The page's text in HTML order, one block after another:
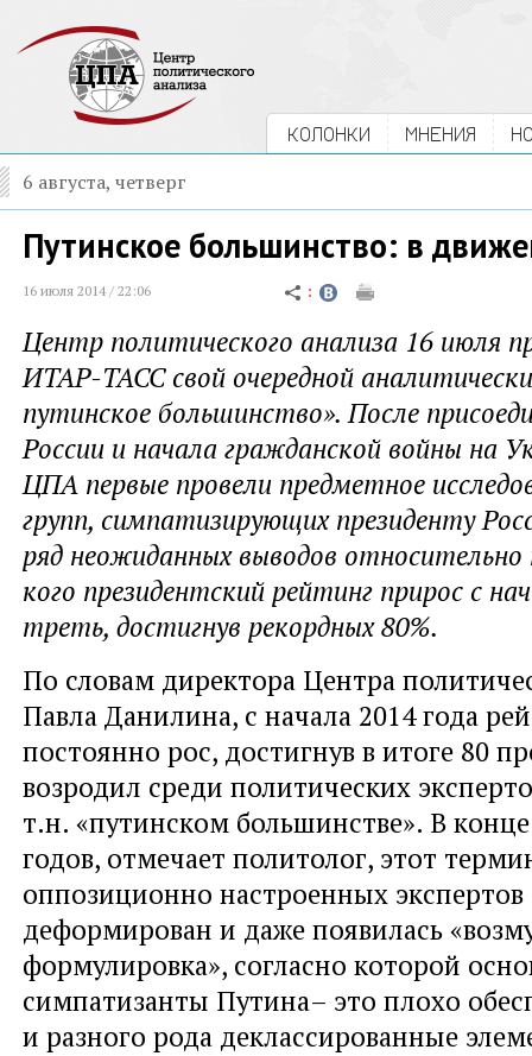
КОЛОНКИ МНЕНИЯ
6 августа, четверг
Путинское большинство: в
16 июля 2014 / 22:06
Центр политического анализа 16 июля
ИТАР-ТАСС свой очередной
путинское большинство». После
России и начала гражданской войны на
ЦПА первые провели предметное
групп, симпатизирующих президенту
ряд неожиданных выводов
кого президентский рейтинг прирос с
треть, достигнув рекордных 80%.
По словам директора Центра
Павла Данилина, с начала 2014 года
постоянно рос, достигнув в итоге 80
возродил среди политических
т.н. «путинском большинстве». В
годов, отмечает политолог, этот
оппозиционно настроенных
деформирован и даже появилась
формулировка», согласно которой
симпатизанты Путина– это плохо
и разного рода деклассированные